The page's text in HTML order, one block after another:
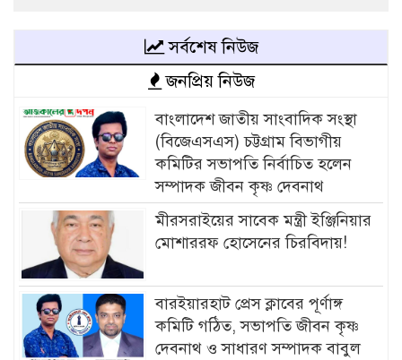
সর্বশেষ নিউজ
জনপ্রিয় নিউজ
বাংলাদেশ জাতীয় সাংবাদিক সংস্থা
(বিজেএসএস) চট্টগ্রাম বিভাগীয়
কমিটির সভাপতি নির্বাচিত হলেন
সম্পাদক জীবন কৃষ্ণ দেবনাথ
মীরসরাইয়ের সাবেক মন্ত্রী ইঞ্জিনিয়ার
মোশাররফ হোসেনের চিরবিদায়!
বারইয়ারহাট প্রেস ক্লাবের পূর্ণাঙ্গ
কমিটি গঠিত, সভাপতি জীবন কৃষ্ণ
দেবনাথ ও সাধারণ সম্পাদক বাবুল